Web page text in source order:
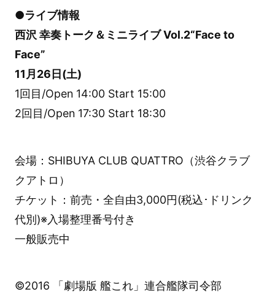
●ライブ情報
西沢 幸奏トーク＆ミニライブ Vol.2“Face to
Face”
11月26日(土)
1回目/Open 14:00 Start 15:00
2回目/Open 17:30 Start 18:30
会場：SHIBUYA CLUB QUATTRO（渋谷クラブ
クアトロ）
チケット：前売・全自由3,000円(税込･ドリンク
代別)※入場整理番号付き
一般販売中
©2016 「劇場版 艦これ」連合艦隊司令部